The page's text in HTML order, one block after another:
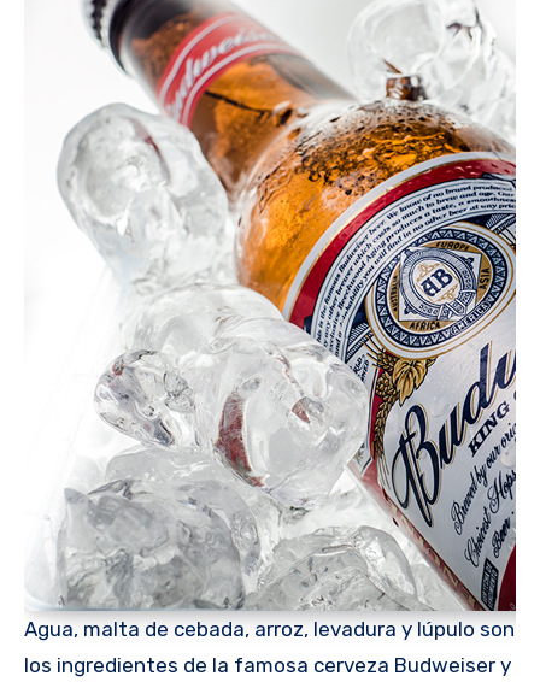
Agua, malta de cebada, arroz, levadura y lúpulo son
los ingredientes de la famosa cerveza Budweiser y